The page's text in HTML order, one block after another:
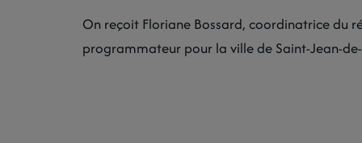
On reçoit Floriane Bossard, coordinatrice du
programmateur pour la ville de Saint-Jean-